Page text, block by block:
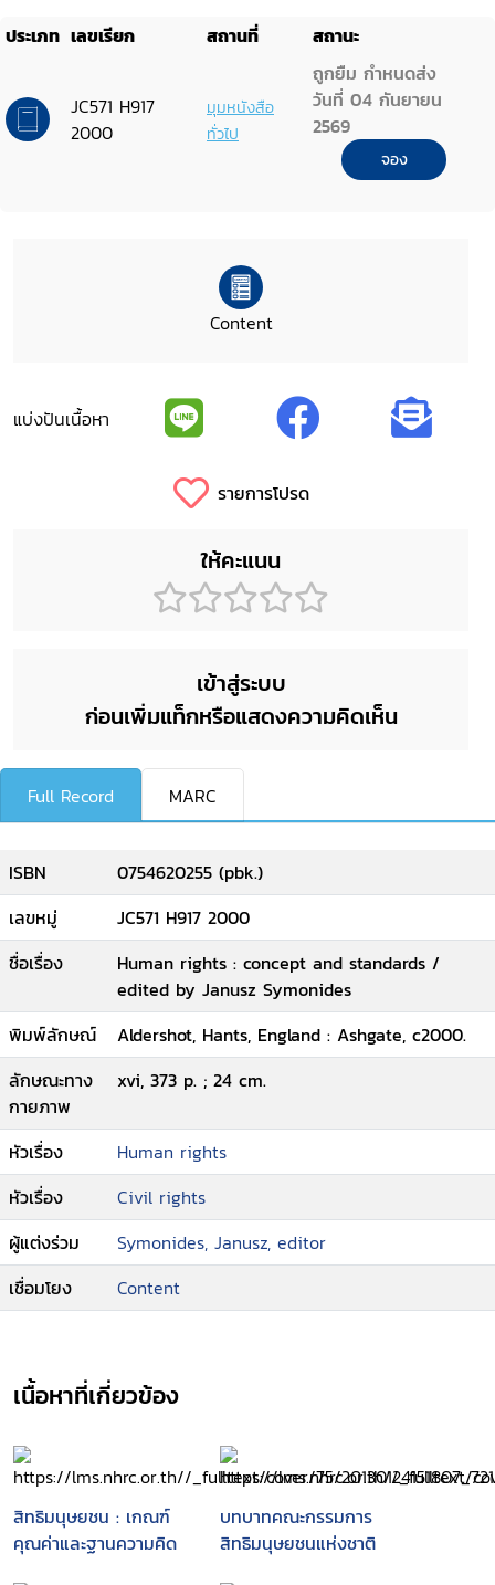
ประเภท เลขเรียก สถานที่ สถานะ
JC571 H917
2000
มุมหนังสือ
ทั่วไป
ถูกยืม กำหนดส่ง
วันที่ 04 กันยายน
2569
จอง
Content
แบ่งปันเนื้อหา
รายการโปรด
ให้คะแนน
เข้าสู่ระบบ
ก่อนเพิ่มแท็กหรือแสดงความคิดเห็น
Full Record MARC
ISBN
0754620255 (pbk.)
เลขหมู่
JC571 H917 2000
ชื่อเรื่อง
Human rights : concept and standards /
edited by Janusz Symonides
พิมพ์ลักษณ์
Aldershot, Hants, England : Ashgate, c2000.
ลักษณะทาง
กายภาพ
xvi, 373 p. ; 24 cm.
หัวเรื่อง
Human rights
หัวเรื่อง
Civil rights
ผู้แต่งร่วม
Symonides, Janusz, editor
เชื่อมโยง
Content
เนื้อหาที่เกี่ยวข้อง
สิทธิมนุษยชน : เกณฑ์
คุณค่าและฐานความคิด
บทบาทคณะกรรมการ
สิทธิมนุษยชนแห่งชาติ